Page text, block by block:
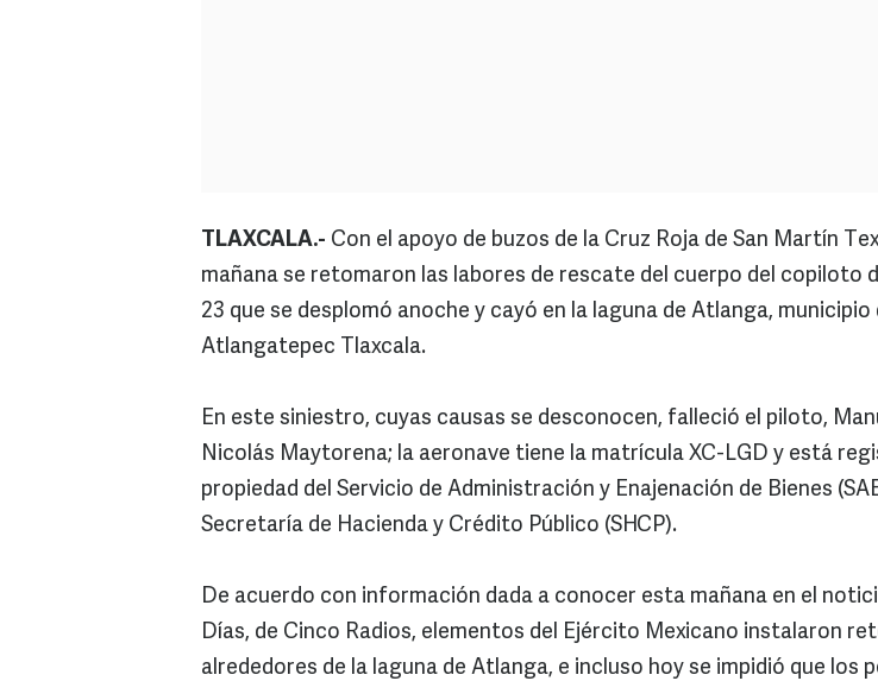
TLAXCALA.- Con el apoyo de buzos de la Cruz Roja de San Martín
mañana se retomaron las labores de rescate del cuerpo del copiloto
23 que se desplomó anoche y cayó en la laguna de Atlanga, municipio
Atlangatepec Tlaxcala.
En este siniestro, cuyas causas se desconocen, falleció el piloto,
Nicolás Maytorena; la aeronave tiene la matrícula XC-LGD y está
propiedad del Servicio de Administración y Enajenación de Bienes
Secretaría de Hacienda y Crédito Público (SHCP).
De acuerdo con información dada a conocer esta mañana en el
Días, de Cinco Radios, elementos del Ejército Mexicano instalaron
alrededores de la laguna de Atlanga, e incluso hoy se impidió que los